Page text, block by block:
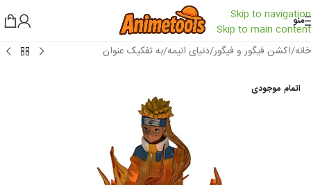
Skip to navigation
Skip to main content
منو
خانه/اکشن فیگور و فیگور/دنیای انیمه/به تفکیک عنوان
اتمام موجودی